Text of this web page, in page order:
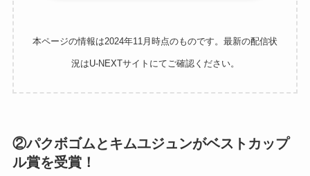
本ページの情報は2024年11月時点のものです。最新の配信状
況はU-NEXTサイトにてご確認ください。
②パクボゴムとキムユジュンがベストカップ
ル賞を受賞！